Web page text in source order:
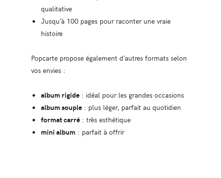
qualitative
Jusqu’à 100 pages pour raconter une vraie
histoire
Popcarte propose également d’autres formats selon
vos envies :
album rigide: idéal pour les grandes occasions
album souple: plus léger, parfait au quotidien
format carré: très esthétique
mini album: parfait à offrir